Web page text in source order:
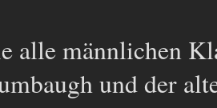
alle männlichen
und der